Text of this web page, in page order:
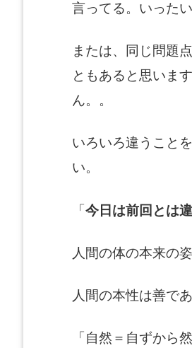
言ってる。いった
または、同じ問題
ともあると思いま
ん。。
いろいろ違うこと
い。
「今日は前回とは
人間の体の本来の
人間の本性は善で
「自然＝自ずから